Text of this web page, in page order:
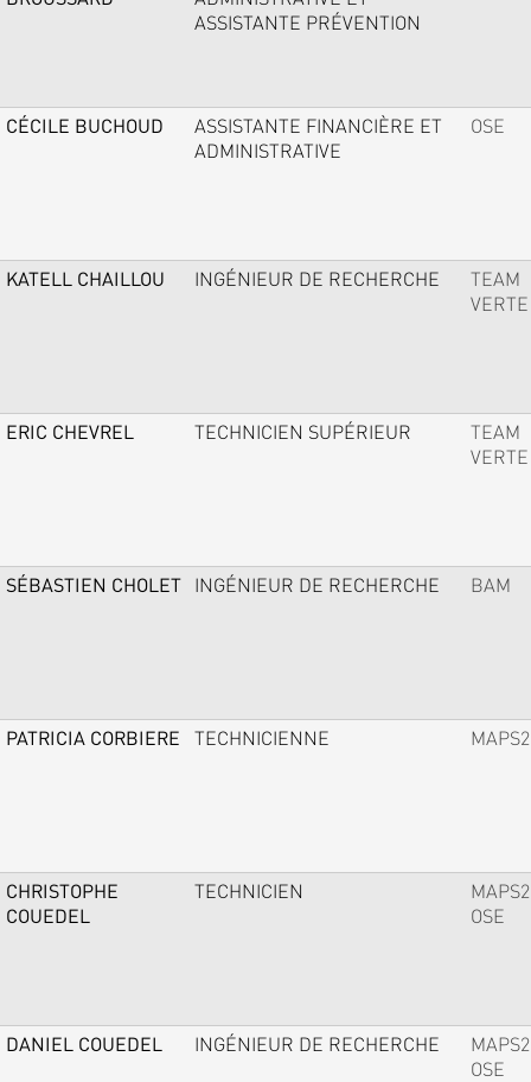
ASSISTANTE PRÉVENTION
CÉCILE BUCHOUD
ASSISTANTE FINANCIÈRE ET
ADMINISTRATIVE
OSE
KATELL CHAILLOU INGÉNIEUR DE RECHERCHE
TEAM
VERTE
ERIC CHEVREL TECHNICIEN SUPÉRIEUR
TEAM
VERTE
SÉBASTIEN CHOLET INGÉNIEUR DE RECHERCHE BAM
PATRICIA CORBIERE TECHNICIENNE MAPS2
CHRISTOPHE
COUEDEL
TECHNICIEN
MAPS2
OSE
DANIEL COUEDEL INGÉNIEUR DE RECHERCHE
MAPS2
OSE